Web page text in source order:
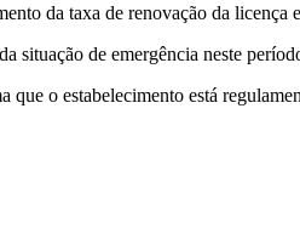
da taxa de renovação da
situação de emergência neste
o estabelecimento está